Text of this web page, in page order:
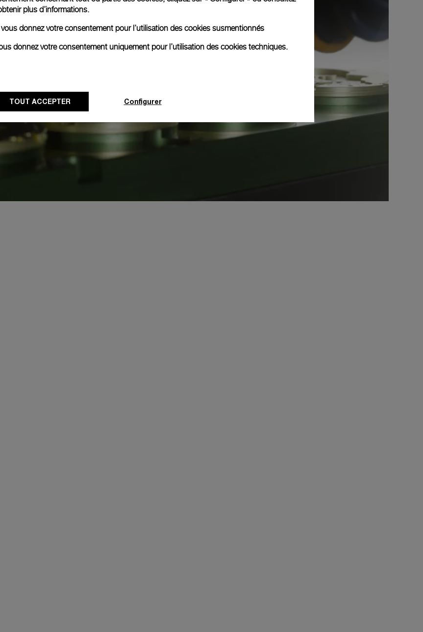
plus d’informations.
donnez votre consentement pour l’utilisation des cookies susmentionnés
donnez votre consentement uniquement pour l’utilisation des cookies techniques.
TOUT ACCEPTER Configurer